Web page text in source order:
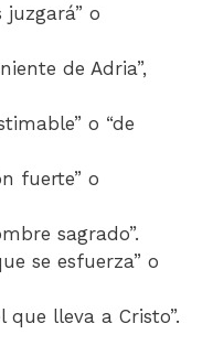
juzgará” o
de Adria”,
o “de
fuerte” o
sagrado”.
se esfuerza” o
que lleva a Cristo”.